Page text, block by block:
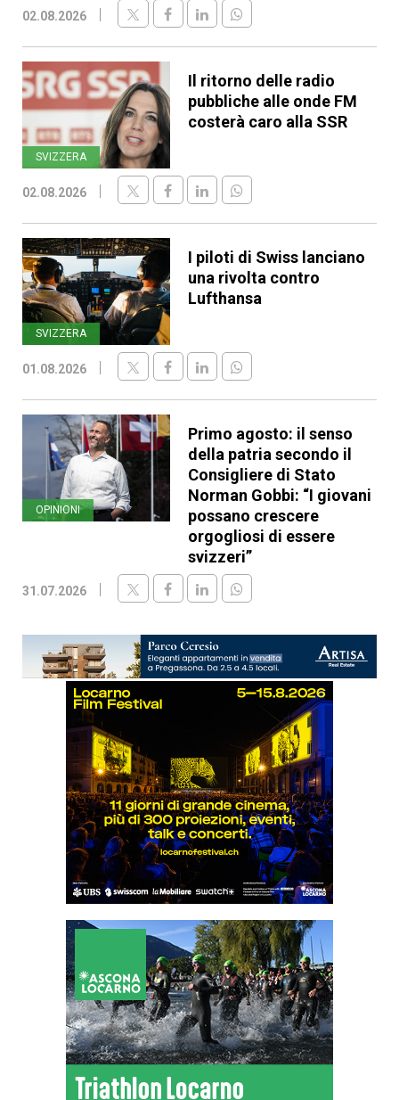
02.08.2026
SVIZZERA
Il ritorno delle radio
pubbliche alle onde FM
costerà caro alla SSR
02.08.2026
SVIZZERA
I piloti di Swiss lanciano
una rivolta contro
Lufthansa
01.08.2026
OPINIONI
Primo agosto: il senso
della patria secondo il
Consigliere di Stato
Norman Gobbi: “I giovani
possano crescere
orgogliosi di essere
svizzeri”
31.07.2026